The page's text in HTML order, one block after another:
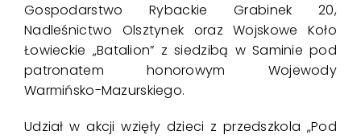
Gospodarstwo Rybackie Grabinek 20,
Nadleśnictwo Olsztynek oraz Wojskowe Koło
Łowieckie „Batalion” z siedzibą w Saminiepod
patronatem honorowym Wojewody
Warmińsko-Mazurskiego.
Udział w akcji wzięły dzieci z przedszkola „Pod